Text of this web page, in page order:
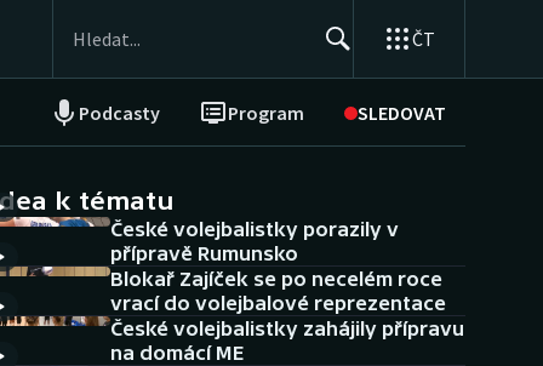
ČT
Podcasty Program SLEDOVAT
NEPŘEHLÉDNĚTE
Historické návraty
Aplikace ČT sport
AZ kvíz
k tématu
České volejbalistky porazily v
přípravě Rumunsko
Blokař Zajíček se po necelém roce
vrací do volejbalové reprezentace
České volejbalistky zahájily přípravu
na domácí ME